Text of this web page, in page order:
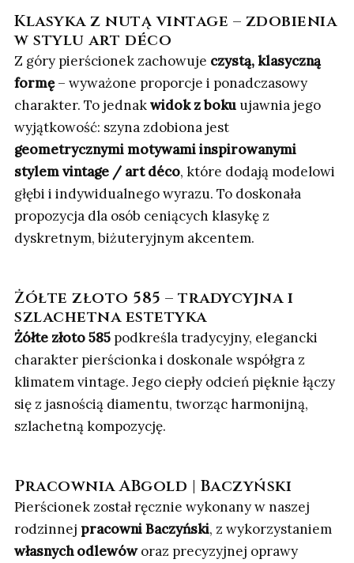
Klasyka z nutą vintage – zdobienia
w stylu art déco
Z góry pierścionek zachowuje czystą, klasyczną
formę– wyważone proporcje i ponadczasowy
charakter. To jednakwidok z boku ujawnia jego
wyjątkowość: szyna zdobiona jest
geometrycznymi motywami inspirowanymi
stylem vintage / art déco, które dodają modelowi
głębi i indywidualnego wyrazu. To doskonała
propozycja dla osób ceniących klasykę z
dyskretnym, biżuteryjnym akcentem.
Żółte złoto 585 – tradycyjna i
szlachetna estetyka
Żółte złoto 585 podkreśla tradycyjny, elegancki
charakter pierścionka i doskonale współgra z
klimatem vintage. Jego ciepły odcień pięknie łączy
się z jasnością diamentu, tworząc harmonijną,
szlachetną kompozycję.
Pracownia ABgold | Baczyński
Pierścionek został ręcznie wykonany w naszej
rodzinnej pracowni Baczyński, z wykorzystaniem
własnych odlewóworaz precyzyjnej oprawy